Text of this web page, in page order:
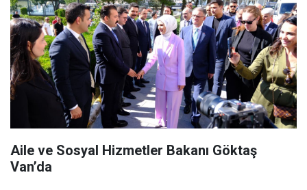
Aile ve Sosyal Hizmetler Bakanı Göktaş
Van’da